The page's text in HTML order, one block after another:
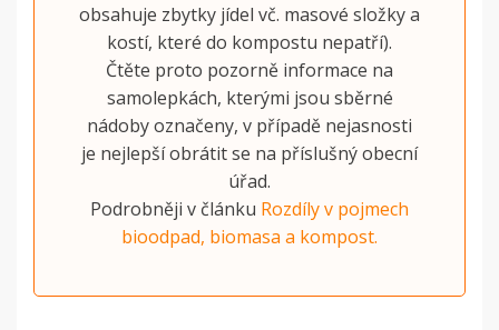
obsahuje zbytky jídel vč. masové složky a
kostí, které do kompostu nepatří).
Čtěte proto pozorně informace na
samolepkách, kterými jsou sběrné
nádoby označeny, v případě nejasnosti
je nejlepší obrátit se na příslušný obecní
úřad.
Podrobněji v článku Rozdíly v pojmech
bioodpad, biomasa a kompost.